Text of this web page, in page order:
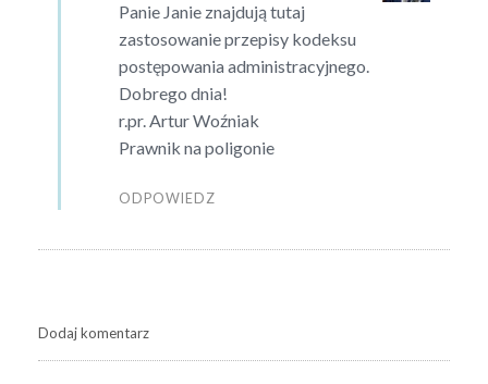
Panie Janie znajdują tutaj
zastosowanie przepisy kodeksu
postępowania administracyjnego.
Dobrego dnia!
r.pr. Artur Woźniak
Prawnik na poligonie
ODPOWIEDZ
Dodaj komentarz